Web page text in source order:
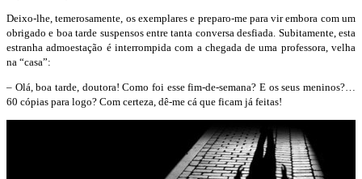
Deixo-lhe, temerosamente, os exemplares e preparo-me para vir embora com um
obrigado e boa tarde suspensos entre tanta conversa desfiada. Subitamente, esta
estranha admoestação é interrompida com a chegada de uma professora, velha
na “casa”:
– Olá, boa tarde, doutora! Como foi esse fim-de-semana? E os seus meninos?…
60 cópias para logo? Com certeza, dê-me cá que ficam já feitas!